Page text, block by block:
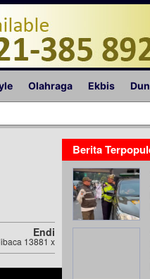
Olahraga Ekbis
Endi
13881 x
Berita